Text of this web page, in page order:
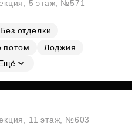
5 этаж, №571
Без отделки
потом
Лоджия
11 этаж, №603